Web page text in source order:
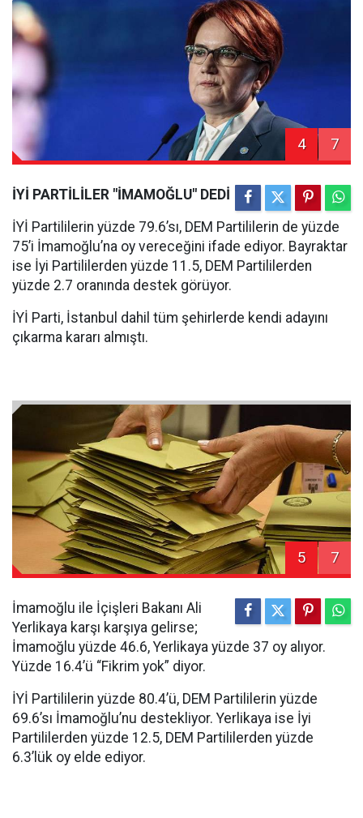
4 7
İYİ PARTİLİLER "İMAMOĞLU" DEDİ
İYİ Partililerin yüzde 79.6’sı, DEM Partililerin de yüzde
75’i İmamoğlu’na oy vereceğini ifade ediyor. Bayraktar
ise İyi Partililerden yüzde 11.5, DEM Partililerden
yüzde 2.7 oranında destek görüyor.
İYİ Parti, İstanbul dahil tüm şehirlerde kendi adayını
çıkarma kararı almıştı.
5 7
İmamoğlu ile İçişleri Bakanı Ali
Yerlikaya karşı karşıya gelirse;
İmamoğlu yüzde 46.6, Yerlikaya yüzde 37 oy alıyor.
Yüzde 16.4’ü “Fikrim yok” diyor.
İYİ Partililerin yüzde 80.4’ü, DEM Partililerin yüzde
69.6’sı İmamoğlu’nu destekliyor. Yerlikaya ise İyi
Partililerden yüzde 12.5, DEM Partililerden yüzde
6.3’lük oy elde ediyor.